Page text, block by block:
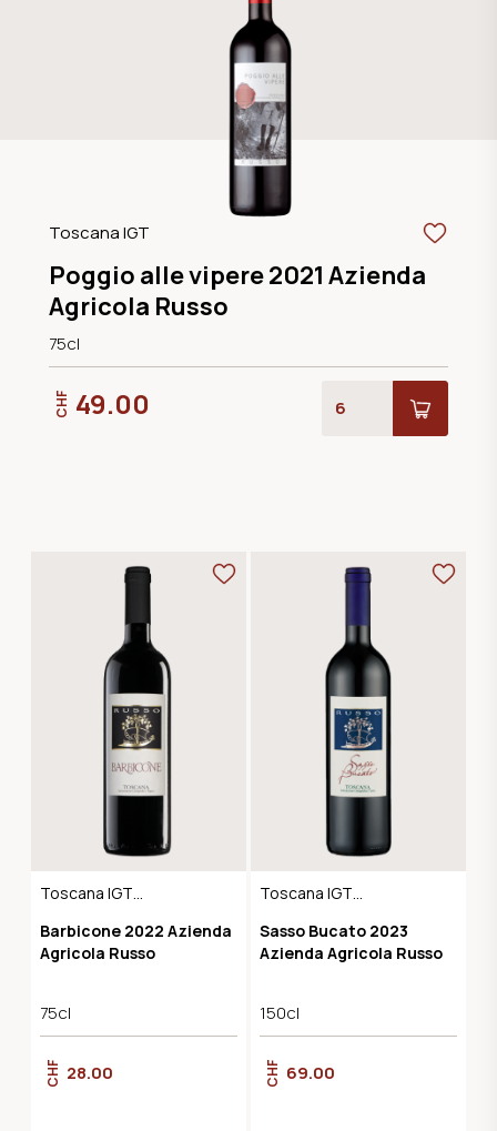
Toscana IGT
Poggio alle vipere 2021 Azienda
Agricola Russo
75cl
CHF 49.00
Toscana IGT
Barbicone 2022 Azienda
Agricola Russo
75cl
CHF 28.00
Toscana IGT
Sasso Bucato 2023
Azienda Agricola Russo
150cl
CHF 69.00